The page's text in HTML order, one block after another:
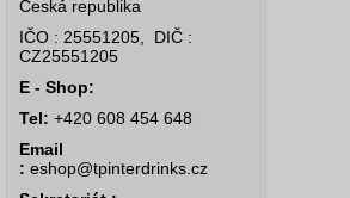
Česká republika
IČO : 25551205, DIČ :
CZ25551205
E - Shop:
Tel: +420 608 454 648
Email
: eshop@tpinterdrinks.cz